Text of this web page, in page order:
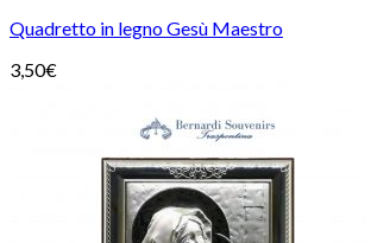
Quadretto in legno Gesù Maestro
3,50€